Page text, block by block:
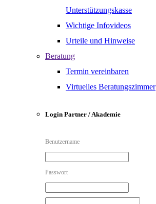
Unterstützungskasse
Wichtige Infovideos
Urteile und Hinweise
Beratung
Termin vereinbaren
Virtuelles Beratungszimmer
Login Partner / Akademie
Benutzername
Passwort